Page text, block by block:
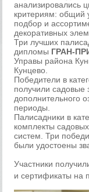
анализировались
критериям: общий
подбор и
декоративных
Три лучших
дипломы ГРАН-
Управы района
Кунцево.
Победители в
получили садовые
дополнительного
периоды.
Палисадники в
комплекты
систем. Три
были удостоены
Участники
и сертификаты на